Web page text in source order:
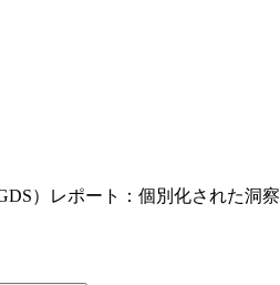
）レポート：個別化された洞察